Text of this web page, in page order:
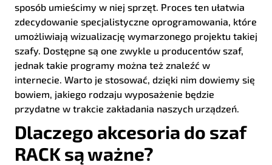
sposób umieścimy w niej sprzęt. Proces ten ułatwia
zdecydowanie specjalistyczne oprogramowania, które
umożliwiają wizualizację wymarzonego projektu takiej
szafy. Dostępne są one zwykle u producentów szaf,
jednak takie programy można też znaleźć w
internecie. Warto je stosować, dzięki nim dowiemy się
bowiem, jakiego rodzaju wyposażenie będzie
przydatne w trakcie zakładania naszych urządzeń.
Dlaczego akcesoria do szaf
RACK są ważne?